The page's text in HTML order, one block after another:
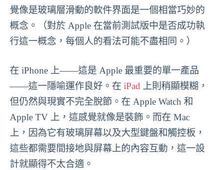
覺像是玻璃層滑動的軟件界面是一個相當巧妙的
概念。（對於 Apple 在當前測試版中是否成功執
行這一概念，每個人的看法可能不盡相同。）
在 iPhone 上——這是 Apple 最重要的單一產品
——這一隱喻運作良好。在 iPad 上則稍顯模糊，
但仍然與現實不完全脫節。在 Apple Watch 和
Apple TV 上，這感覺就像是裝飾。而在 Mac
上，因為它有玻璃屏幕以及大型鍵盤和觸控板，
這些都需要間接地與屏幕上的內容互動，這一設
計就顯得不太合適。